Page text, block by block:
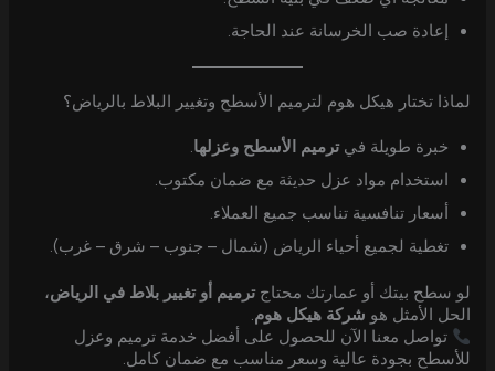
إعادة صب الخرسانة عند الحاجة.
لماذا تختار هيكل هوم لترميم الأسطح وتغيير البلاط بالرياض؟
خبرة طويلة فيترميم الأسطح وعزلها.
استخدام مواد عزل حديثة مع ضمان مكتوب.
أسعار تنافسية تناسب جميع العملاء.
تغطية لجميع أحياء الرياض (شمال – جنوب – شرق – غرب).
لو سطح بيتك أو عمارتك محتاجترميم أو تغيير بلاط في الرياض،
الحل الأمثل هو شركة هيكل هوم.
تواصل معنا الآن للحصول على أفضل خدمة ترميم وعزل
للأسطح بجودة عالية وسعر مناسب مع ضمان كامل.